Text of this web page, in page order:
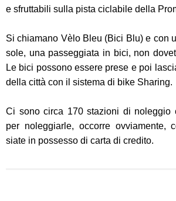
e sfruttabili sulla pista ciclabile della
Si chiamano Vèlo Bleu (Bici Blu) e con
sole, una passeggiata in bici, non
Le bici possono essere prese e poi
della città con il sistema di bike Sharing.
Ci sono circa 170 stazioni di noleggio
per noleggiarle, occorre ovviamente,
siate in possesso di carta di credito.